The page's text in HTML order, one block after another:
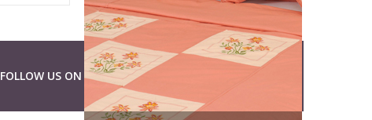
FOLLOW US ON